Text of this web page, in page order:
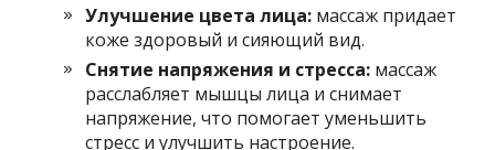
Улучшение цвета лица: массаж придает
коже здоровый и сияющий вид.
Снятие напряжения и стресса: массаж
расслабляет мышцы лица и снимает
напряжение, что помогает уменьшить
стресс и улучшить настроение.